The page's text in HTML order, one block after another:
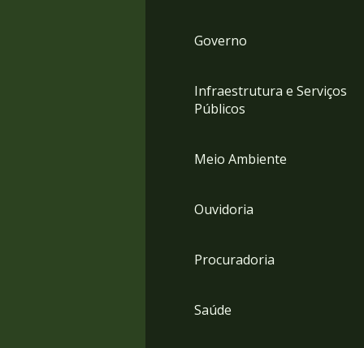
Governo
Infraestrutura e Serviços
Públicos
Meio Ambiente
Ouvidoria
Procuradoria
Saúde